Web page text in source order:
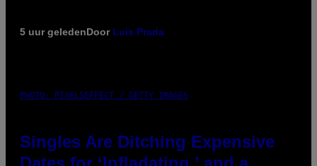
5 uur geledenDoor Luis Prada
PHOTO: PIXELSEFFECT / GETTY IMAGES
Singles Are Ditching Expensive